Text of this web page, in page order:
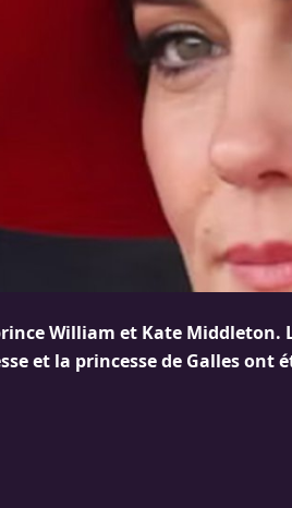
William et Kate Middleton.
et la princesse de Galles ont